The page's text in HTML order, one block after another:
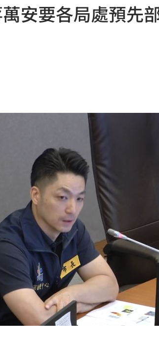
當治療 20:11
「聲」
是誰？
吐贖金
隨便啦 19:32
2連勝 19:32
金秒結帳 19:29
退休 19:20
極目標 19:18
心法 19:12
安要各局處預先